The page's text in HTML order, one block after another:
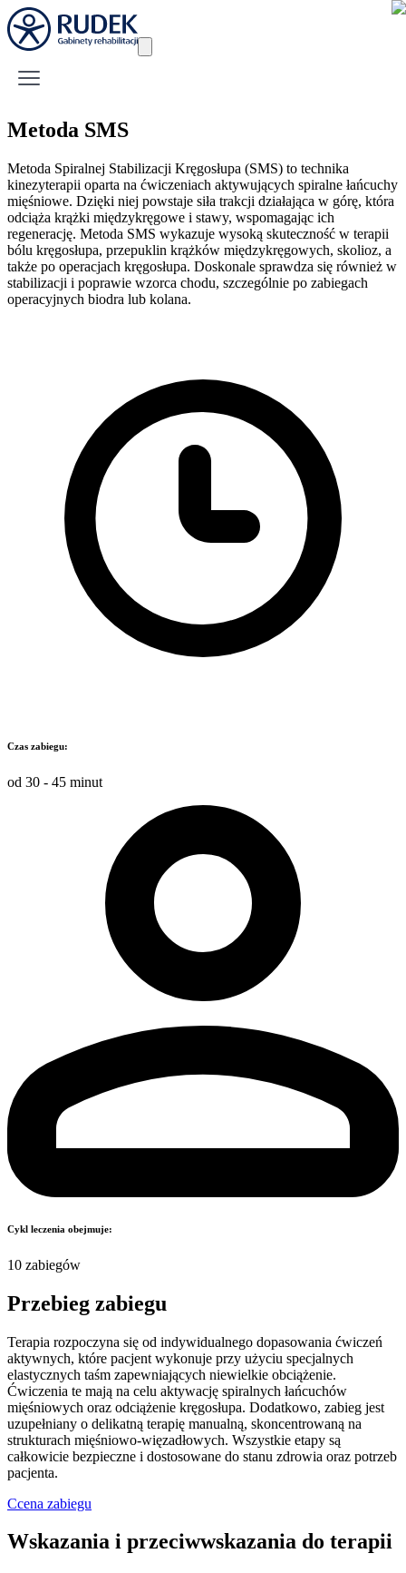
Metoda SMS
Metoda Spiralnej Stabilizacji Kręgosłupa (SMS) to technika
kinezyterapii oparta na ćwiczeniach aktywujących spiralne łańcuchy
mięśniowe. Dzięki niej powstaje siła trakcji działająca w górę, która
odciąża krążki międzykręgowe i stawy, wspomagając ich
regenerację. Metoda SMS wykazuje wysoką skuteczność w terapii
bólu kręgosłupa, przepuklin krążków międzykręgowych, skolioz, a
także po operacjach kręgosłupa. Doskonale sprawdza się również w
stabilizacji i poprawie wzorca chodu, szczególnie po zabiegach
operacyjnych biodra lub kolana.
Czas zabiegu:
od 30 - 45 minut
Cykl leczenia obejmuje:
10 zabiegów
Przebieg zabiegu
Terapia rozpoczyna się od indywidualnego dopasowania ćwiczeń
aktywnych, które pacjent wykonuje przy użyciu specjalnych
elastycznych taśm zapewniających niewielkie obciążenie.
Ćwiczenia te mają na celu aktywację spiralnych łańcuchów
mięśniowych oraz odciążenie kręgosłupa. Dodatkowo, zabieg jest
uzupełniany o delikatną terapię manualną, skoncentrowaną na
strukturach mięśniowo-więzadłowych. Wszystkie etapy są
całkowicie bezpieczne i dostosowane do stanu zdrowia oraz potrzeb
pacjenta.
Ccena zabiegu
Wskazania i przeciwwskazania do terapii